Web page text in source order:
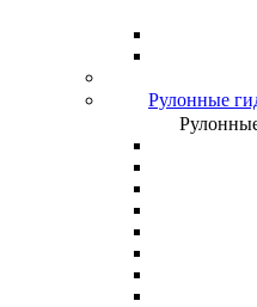
Рулонные